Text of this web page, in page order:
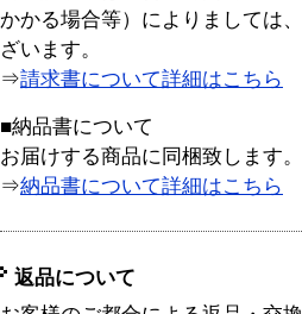
かかる場合等）によりましては
ざいます。
⇒請求書について詳細はこちら
■納品書について
お届けする商品に同梱致します。
⇒納品書について詳細はこちら
返品について